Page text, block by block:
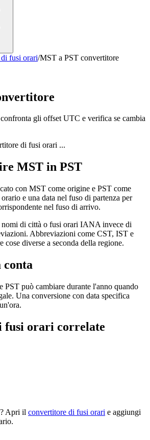
fusi orari/MST a PST convertitore
gli offset UTC e verifica se cambia
di fusi orari ...
MST in PST
con MST come origine e PST come
e una data nel fuso di partenza per
nel fuso di arrivo.
nomi di città o fusi orari IANA invece di
Abbreviazioni come CST, IST e
cose diverse a seconda della regione.
conta
PST può cambiare durante l'anno quando
Una conversione con data specifica
fusi orari correlate
Apri il convertitore di fusi orari e aggiungi